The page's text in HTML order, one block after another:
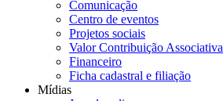
Comunicação
Centro de eventos
Projetos sociais
Valor Contribuição Associativa
Financeiro
Ficha cadastral e filiação
Mídias